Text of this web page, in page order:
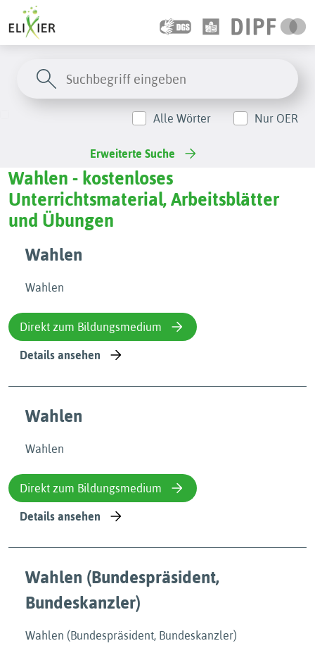
Alle Wörter Nur OER
Erweiterte Suche
Wahlen - kostenloses
Unterrichtsmaterial, Arbeitsblätter
und Übungen
Wahlen
Wahlen
Direkt zum Bildungsmedium
Details ansehen
Wahlen
Wahlen
Direkt zum Bildungsmedium
Details ansehen
Wahlen (Bundespräsident,
Bundeskanzler)
Wahlen (Bundespräsident, Bundeskanzler)